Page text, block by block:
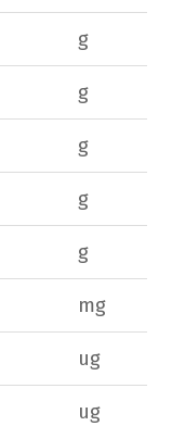
g
g
g
g
g
mg
ug
ug